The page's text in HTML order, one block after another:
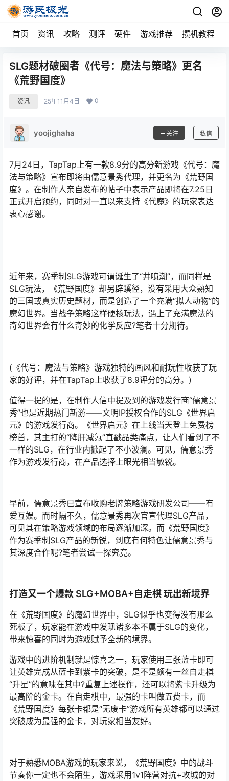
首页 资讯 攻略 测评 硬件 游戏推荐 攒机教程
SLG题材破圈者《代号：魔法与策略》更名
《荒野国度》
资讯 25年11月4日 0
yoojighaha 关注 私信
7月24日，TapTap上有一款8.9分的高分新游戏《代号：魔
法与策略》宣布即将由儒意景秀代理，并更名为《荒野国
度》。在制作人亲自发布的帖子中表示产品即将在7.25日
正式开启预约，同时对一直以来支持《代魔》的玩家表达
衷心感谢。
近年来，赛季制SLG游戏可谓诞生了“井喷潮”，而同样是
SLG玩法，《荒野国度》却另辟蹊径，没有采用大众熟知
的三国或真实历史题材，而是创造了一个充满“拟人动物”的
魔幻世界。当战争策略这样硬核玩法，遇上了充满魔法的
奇幻世界会有什么奇妙的化学反应?笔者十分期待。
(《代号：魔法与策略》游戏独特的画风和耐玩性收获了玩
家的好评，并在TapTap上收获了8.9评分的高分。)
值得一提的是，在制作人信中提及到的游戏发行商“儒意景
秀”也是近期热门新游——文明IP授权合作的SLG《世界启
元》的游戏发行商。《世界启元》在上线当天登上免费榜
榜首，其主打的“降肝减氪”直戳品类痛点，让人们看到了不
一样的SLG，在行业内掀起了不小波澜。可见，儒意景秀
作为游戏发行商，在产品选择上眼光相当敏锐。
早前，儒意景秀已宣布收购老牌策略游戏研发公司——有
爱互娱。而时隔不久，儒意景秀再次官宣代理SLG产品，
可见其在策略游戏领域的布局逐渐加深。而《荒野国度》
作为赛季制SLG产品的新锐，到底有何特色让儒意景秀与
其深度合作呢?笔者尝试一探究竟。
打造又一个爆款 SLG+MOBA+自走棋 玩出新境界
在《荒野国度》的魔幻世界中，SLG似乎也变得没有那么
死板了，玩家能在游戏中发现诸多本不属于SLG的变化，
带来惊喜的同时为游戏赋予全新的境界。
游戏中的进阶机制就是惊喜之一，玩家使用三张蓝卡即可
让英雄完成从蓝卡到紫卡的突破，是不是颇有一丝自走棋
“升星”的意味在其中?重复上述操作，还可以将紫卡升级为
最高阶的金卡。在自走棋中，最强的卡叫做五费卡，而
《荒野国度》每张卡都是“无废卡”游戏所有英雄都可以通过
突破成为最强的金卡，对玩家相当友好。
对于熟悉MOBA游戏的玩家来说，《荒野国度》中的战斗
节奏你一定也不会陌生，游戏采用1v1阵营对抗+攻城的对